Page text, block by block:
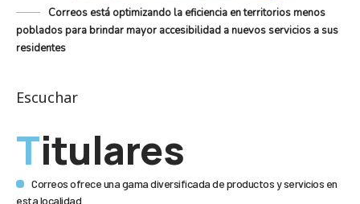
Correos está optimizando la eficiencia en territorios menos
poblados para brindar mayor accesibilidad a nuevos servicios a sus
residentes
Escuchar
Titulares
Correos ofrece una gama diversificada de productos y servicios en
esta localidad